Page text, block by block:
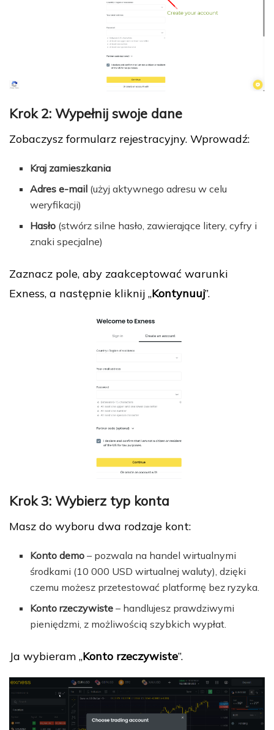
Krok 2: Wypełnij swoje dane
Zobaczysz formularz rejestracyjny. Wprowadź:
Kraj zamieszkania
Adres e-mail (użyj aktywnego adresu w celu
weryfikacji)
Hasło (stwórz silne hasło, zawierające litery, cyfry i
znaki specjalne)
Zaznacz pole, aby zaakceptować warunki
Exness, a następnie kliknij „Kontynuuj”.
Krok 3: Wybierz typ konta
Masz do wyboru dwa rodzaje kont:
Konto demo– pozwala na handel wirtualnymi
środkami (10 000 USD wirtualnej waluty), dzięki
czemu możesz przetestować platformę bez ryzyka.
Konto rzeczywiste – handlujesz prawdziwymi
pieniędzmi, z możliwością szybkich wypłat.
Ja wybieram „Konto rzeczywiste”.